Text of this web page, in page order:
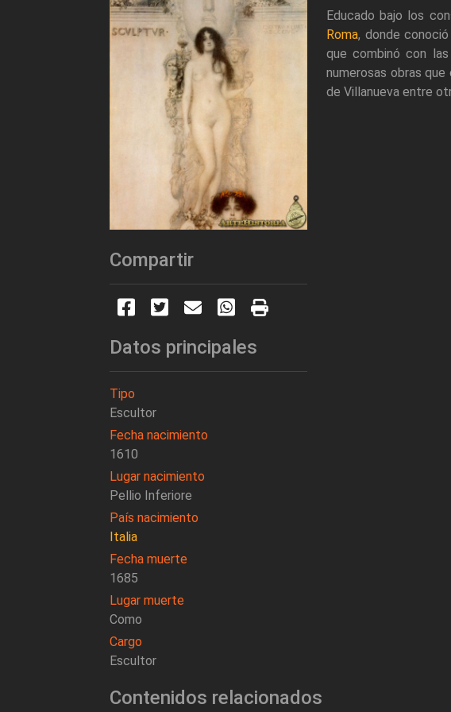
Compartir
Datos principales
Tipo
Escultor
Fecha nacimiento
1610
Lugar nacimiento
Pellio Inferiore
País nacimiento
Italia
Fecha muerte
1685
Lugar muerte
Como
Cargo
Escultor
Educado bajo los
Roma, donde
que combinó con
numerosas obras
de Villanueva entre
Contenidos relacionados